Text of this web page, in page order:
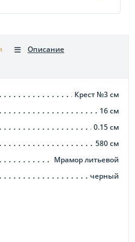
Крест №3см
16см
0.15см
580см
Мрамор литьевой
черный
Описание